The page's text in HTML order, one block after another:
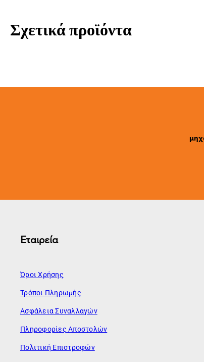
Σχετικά προϊόντα
Εταιρεία
Όροι Χρήσης
Τρόποι Πληρωμής
Ασφάλεια Συναλλαγών
Πληροφορίες Αποστολών
Πολιτική Επιστροφών